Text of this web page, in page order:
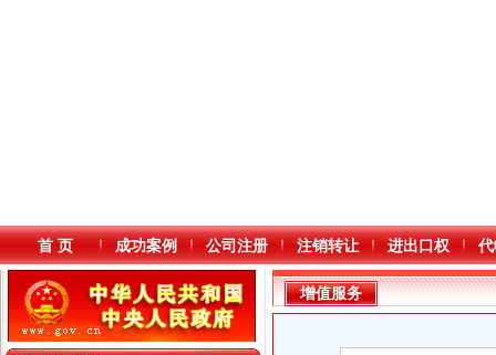
首 页 成功案例 公司注册 注销转让 进出口权
增值服务